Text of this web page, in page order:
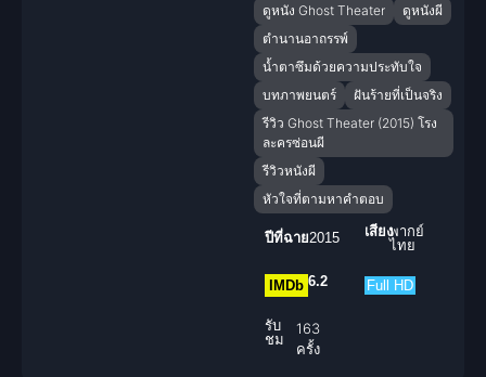
ดูหนัง Ghost Theater
ดูหนังผี
ตำนานอาถรรพ์
น้ำตาซึมด้วยความประทับใจ
บทภาพยนตร์
ฝันร้ายที่เป็นจริง
รีวิว Ghost Theater (2015) โรง
ละครซ่อนผี
รีวิวหนังผี
หัวใจที่ตามหาคำตอบ
ปีที่ฉาย2015 เสียงพากย์
ไทย
IMDb 6.2 Full HD
รับ
ชม
163
ครั้ง